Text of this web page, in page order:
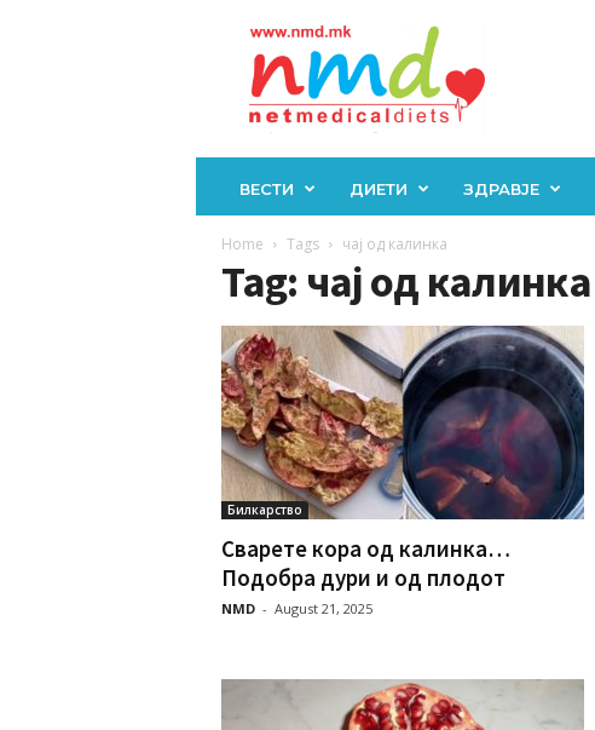
ВЕСТИ ДИЕТИ ЗДРАВЈЕ
Home Tags чај од калинка
Tag: чај од калинка
Билкарство
Сварете кора од калинка…
Подобра дури и од плодот
NMD - August 21, 2025